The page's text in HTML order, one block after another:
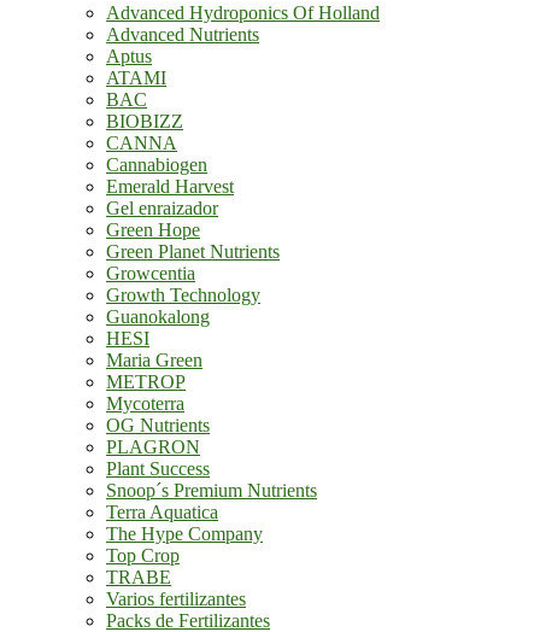
Advanced Hydroponics Of Holland
Advanced Nutrients
Aptus
ATAMI
BAC
BIOBIZZ
CANNA
Cannabiogen
Emerald Harvest
Gel enraizador
Green Hope
Green Planet Nutrients
Growcentia
Growth Technology
Guanokalong
HESI
Maria Green
METROP
Mycoterra
OG Nutrients
PLAGRON
Plant Success
Snoop´s Premium Nutrients
Terra Aquatica
The Hype Company
Top Crop
TRABE
Varios fertilizantes
Packs de Fertilizantes